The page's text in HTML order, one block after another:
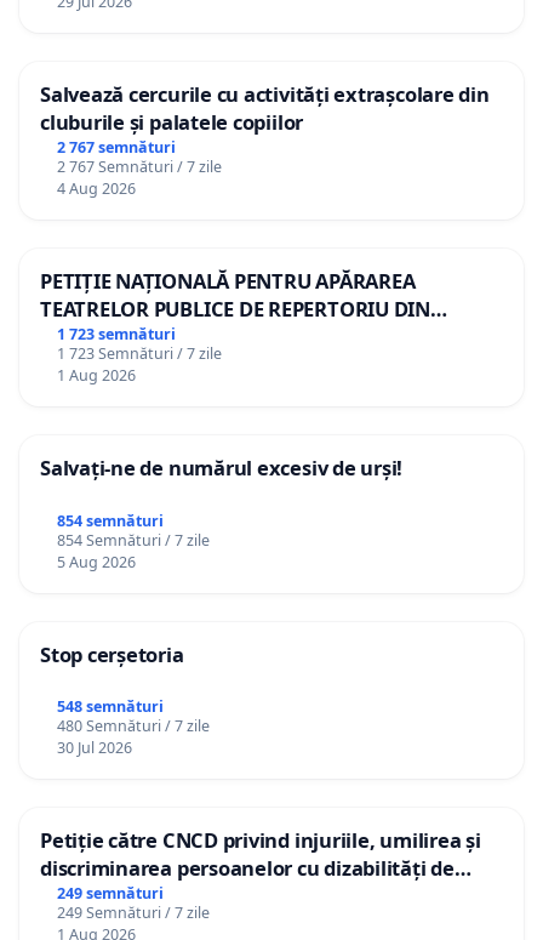
Salvează cercurile cu activități extrașcolare din
cluburile și palatele copiilor
2 767 semnături
2 767 Semnături / 7 zile
4 Aug 2026
PETIȚIE NAȚIONALĂ PENTRU APĂRAREA
TEATRELOR PUBLICE DE REPERTORIU DIN
ROMÂNIA
1 723 semnături
1 723 Semnături / 7 zile
1 Aug 2026
Salvați-ne de numărul excesiv de urși!
854 semnături
854 Semnături / 7 zile
5 Aug 2026
Stop cerșetoria
548 semnături
480 Semnături / 7 zile
30 Jul 2026
Petiție către CNCD privind injuriile, umilirea și
discriminarea persoanelor cu dizabilități de
către utilizatorul TikTok „Gorici”
249 semnături
249 Semnături / 7 zile
1 Aug 2026